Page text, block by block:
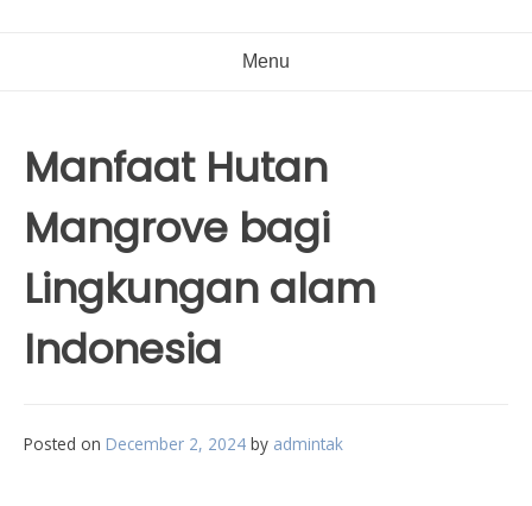
Menu
Manfaat Hutan
Mangrove bagi
Lingkungan alam
Indonesia
Posted on December 2, 2024 by admintak